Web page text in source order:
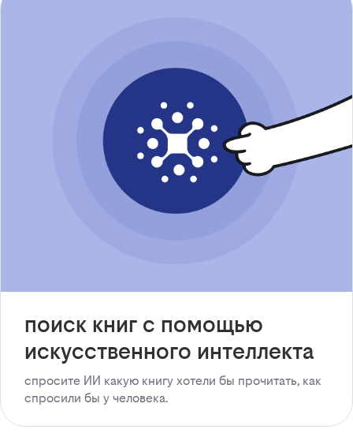
поиск книг с помощью
искусственного интеллекта
спросите ИИ какую книгу хотели бы прочитать, как
спросили бы у человека.